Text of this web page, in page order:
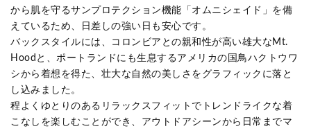
から肌を守るサンプロテクション機能「オムニシェイド」を備
えているため、日差しの強い日も安心です。
バックスタイルには、コロンビアとの親和性が高い雄大なMt.
Hoodと、ポートランドにも生息するアメリカの国鳥ハクトウワ
シから着想を得た、壮大な自然の美しさをグラフィックに落と
し込みました。
程よくゆとりのあるリラックスフィットでトレンドライクな着
こなしを楽しむことができ、アウトドアシーンから日常までマ